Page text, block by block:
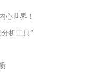
心世界！
析工具”